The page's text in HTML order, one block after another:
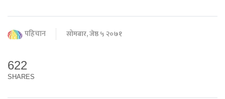
पहिचान सोमबार, जेष्ठ ५ २०७१
622
SHARES